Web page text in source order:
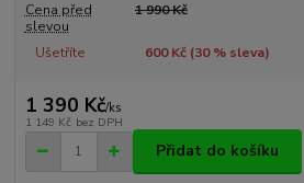
Cena před
slevou
1 990 Kč
Ušetříte 600 Kč (30% sleva)
1 390 Kč/ks
1 149 Kč bez DPH
Přidat do košíku